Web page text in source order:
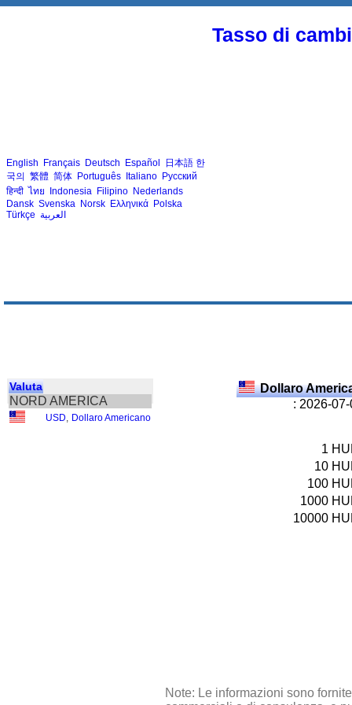
Tasso di
English Français Deutsch Español 日本語 한
국의 繁體 简体 Português Italiano Русский
हिन्दी ไทย Indonesia Filipino Nederlands
Dansk Svenska Norsk Ελληνικά Polska
Türkçe العربية
Valuta
NORD AMERICA
USD Dollaro Americano
Dollaro
: 2026-
1
10
100
1000
10000
Note: Le informazioni sono